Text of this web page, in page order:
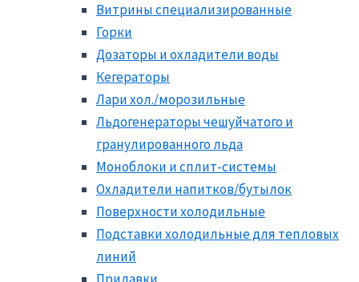
Витрины специализированные
Горки
Дозаторы и охладители воды
Кегераторы
Лари хол./морозильные
Льдогенераторы чешуйчатого и
гранулированного льда
Моноблоки и сплит-системы
Охладители напитков/бутылок
Поверхности холодильные
Подставки холодильные для тепловых
линий